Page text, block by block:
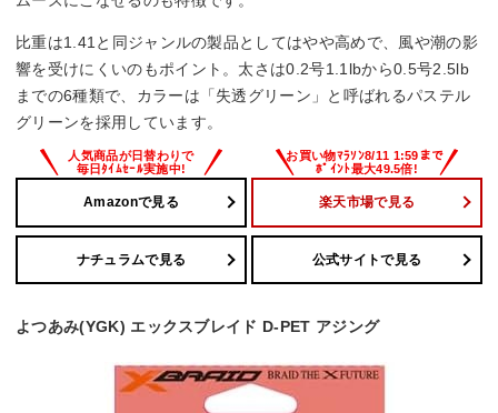
比重は1.41と同ジャンルの製品としてはやや高めで、風や潮の影
響を受けにくいのもポイント。太さは0.2号1.1lbから0.5号2.5lb
までの6種類で、カラーは「失透グリーン」と呼ばれるパステル
グリーンを採用しています。
Amazonで見る 楽天市場で見る
ナチュラムで見る 公式サイトで見る
よつあみ(YGK) エックスブレイド D-PET アジング